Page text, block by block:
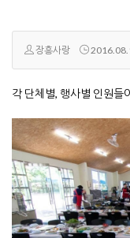
장흥사랑
각 단체별, 행사별 인원들